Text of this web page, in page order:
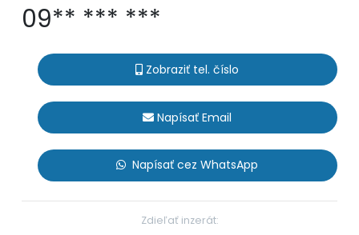
09** *** ***
Zobraziť tel. číslo
Napísať Email
Napísať cez WhatsApp
Zdieľať inzerát: